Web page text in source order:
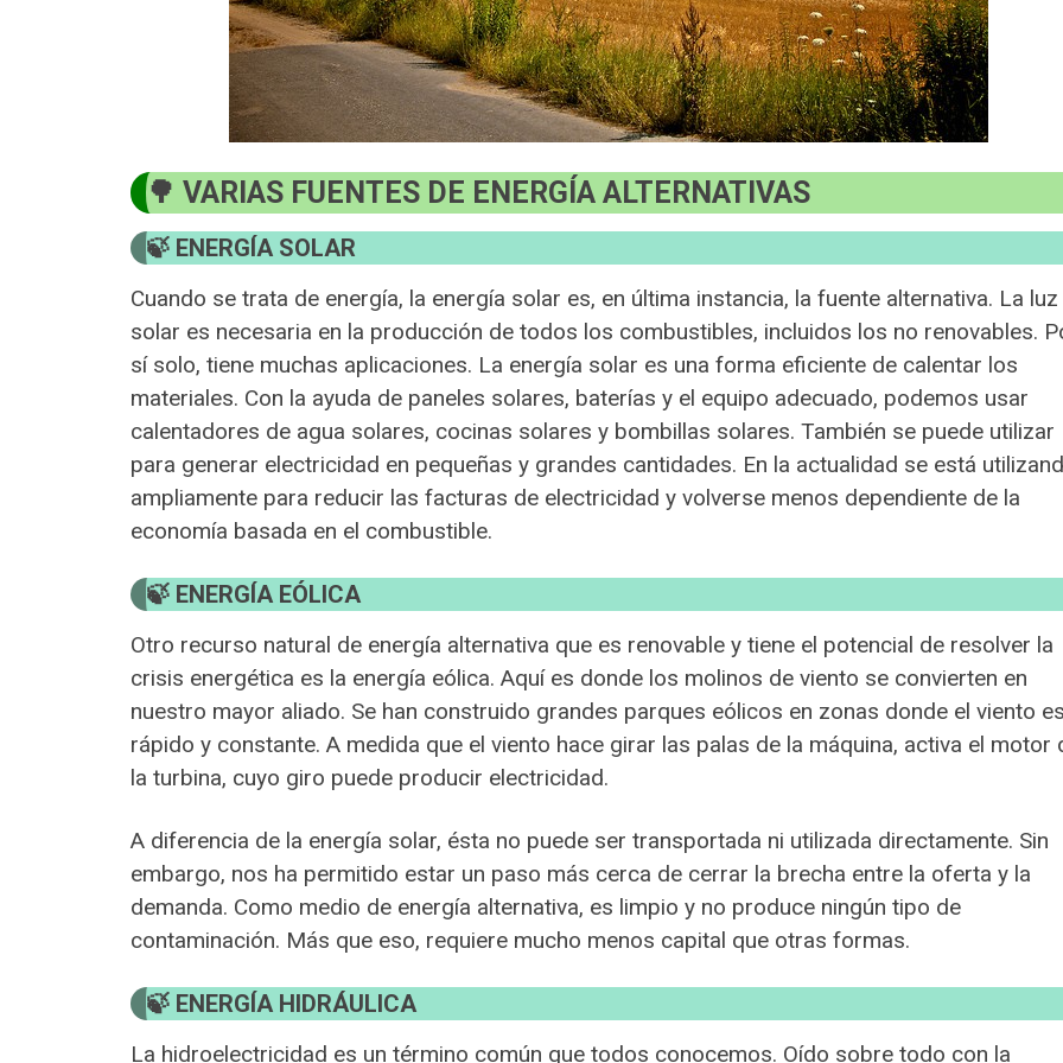
VARIAS FUENTES DE ENERGÍA ALTERNATIVAS
ENERGÍA SOLAR
Cuando se trata de energía, la energía solar es, en última instancia, la fuente alternativa. La luz
solar es necesaria en la producción de todos los combustibles, incluidos los no renovables.
sí solo, tiene muchas aplicaciones. La energía solar es una forma eficiente de calentar los
materiales. Con la ayuda de paneles solares, baterías y el equipo adecuado, podemos usar
calentadores de agua solares, cocinas solares y bombillas solares. También se puede utilizar
para generar electricidad en pequeñas y grandes cantidades. En la actualidad se está
ampliamente para reducir las facturas de electricidad y volverse menos dependiente de la
economía basada en el combustible.
ENERGÍA EÓLICA
Otro recurso natural de energía alternativa que es renovable y tiene el potencial de resolver la
crisis energética es la energía eólica. Aquí es donde los molinos de viento se convierten en
nuestro mayor aliado. Se han construido grandes parques eólicos en zonas donde el viento
rápido y constante. A medida que el viento hace girar las palas de la máquina, activa el motor
la turbina, cuyo giro puede producir electricidad.
A diferencia de la energía solar, ésta no puede ser transportada ni utilizada directamente. Sin
embargo, nos ha permitido estar un paso más cerca de cerrar la brecha entre la oferta y la
demanda. Como medio de energía alternativa, es limpio y no produce ningún tipo de
contaminación. Más que eso, requiere mucho menos capital que otras formas.
ENERGÍA HIDRÁULICA
La hidroelectricidad es un término común que todos conocemos. Oído sobre todo con la